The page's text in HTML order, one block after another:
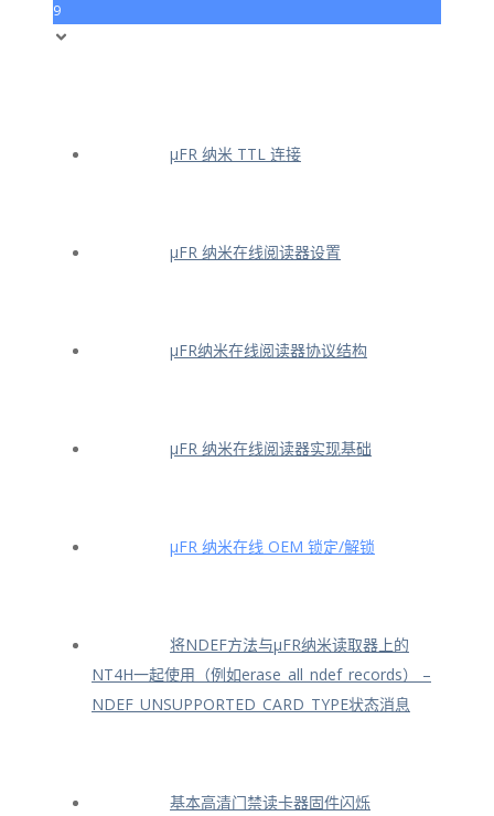
9
μFR 纳米 TTL 连接
μFR 纳米在线阅读器设置
μFR纳米在线阅读器协议结构
μFR 纳米在线阅读器实现基础
μFR 纳米在线 OEM 锁定/解锁
将NDEF方法与μFR纳米读取器上的
NT4H一起使用（例如erase_all_ndef_records） –
NDEF_UNSUPPORTED_CARD_TYPE状态消息
基本高清门禁读卡器固件闪烁